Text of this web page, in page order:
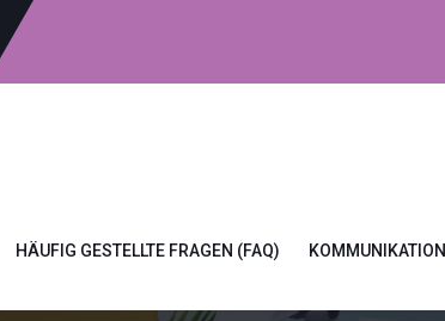
HÄUFIG GESTELLTE FRAGEN (FAQ) KOMMUNIKATION